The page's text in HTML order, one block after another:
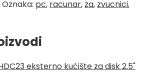
Oznaka: pc, racunar, za, zvucnici,